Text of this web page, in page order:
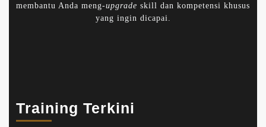
membantu Anda meng-upgrade skill dan kompetensi khusus
yang ingin dicapai.
Training Terkini